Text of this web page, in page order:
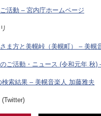
活動 – 宮内庁ホームページ
ま方と美幌峠（美幌町） – 美幌
ご活動・ニュース (令和元年 秋)
索結果 – 美幌音楽人 加藤雅夫
(Twitter)